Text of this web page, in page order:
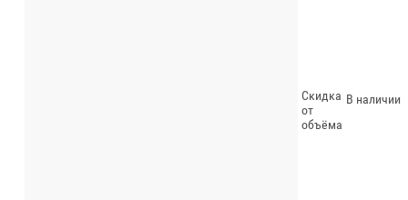
Скидка
от
объёма
В наличии